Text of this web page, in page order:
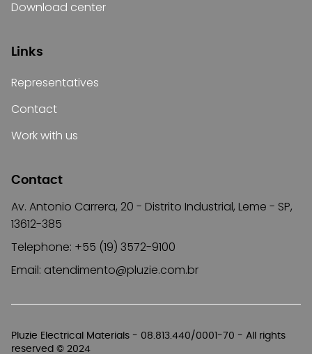
Pluzie Electrical Materials - 08.813.440/0001-70 - All rights
reserved © 2024
Download center
Links
Representatives
Contact
Work with us
Contact
Av. Antonio Carrera, 20 - Distrito Industrial, Leme - SP,
13612-385
Telephone: +55 (19) 3572-9100
Email: atendimento@pluzie.com.br